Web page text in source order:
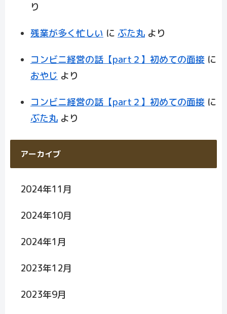
り
残業が多く忙しい に ぶた丸 より
コンビニ経営の話【part２】初めての面接 に
おやじ より
コンビニ経営の話【part２】初めての面接 に
ぶた丸 より
アーカイブ
2024年11月
2024年10月
2024年1月
2023年12月
2023年9月